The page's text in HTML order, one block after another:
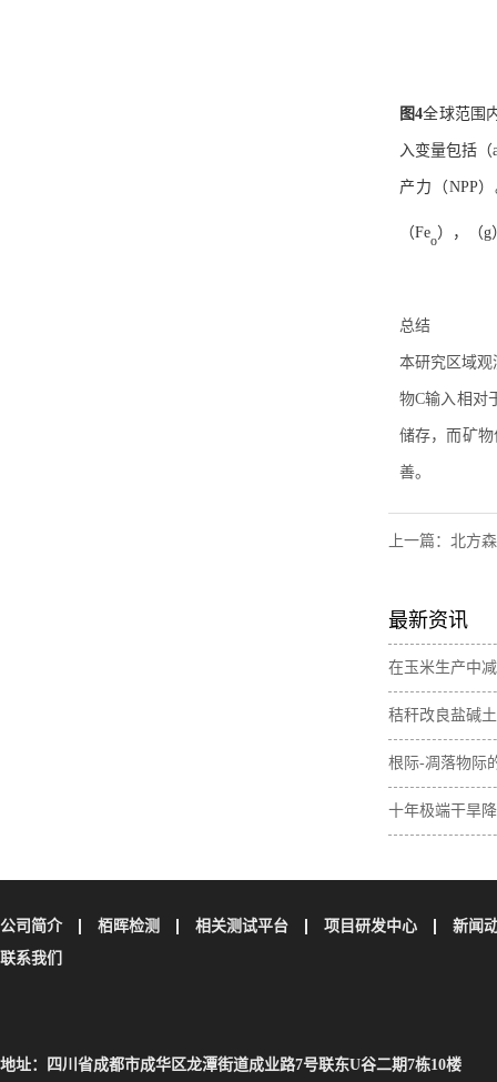
图4全球范围
入变量包括
产力（NPP
（Fe
o
），（g
总结
本研究区域
物C输入相对
储存，而矿
善。
上一篇： 北方
最新资讯
在玉米生产中
肥间作增加土
素含量
秸秆改良盐碱
与无机碳损失
根际-凋落物际
壤碳取决于植
十年极端干旱
公司简介 栢晖检测 相关测试平台 项目研发中心
新闻
联系我们
地址：四川省成都市成华区龙潭街道成业路7号联东U谷二期7栋10楼